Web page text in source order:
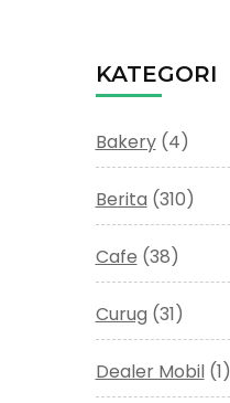
KATEGORI
Bakery(4)
Berita (310)
Cafe (38)
Curug (31)
Dealer Mobil(1)